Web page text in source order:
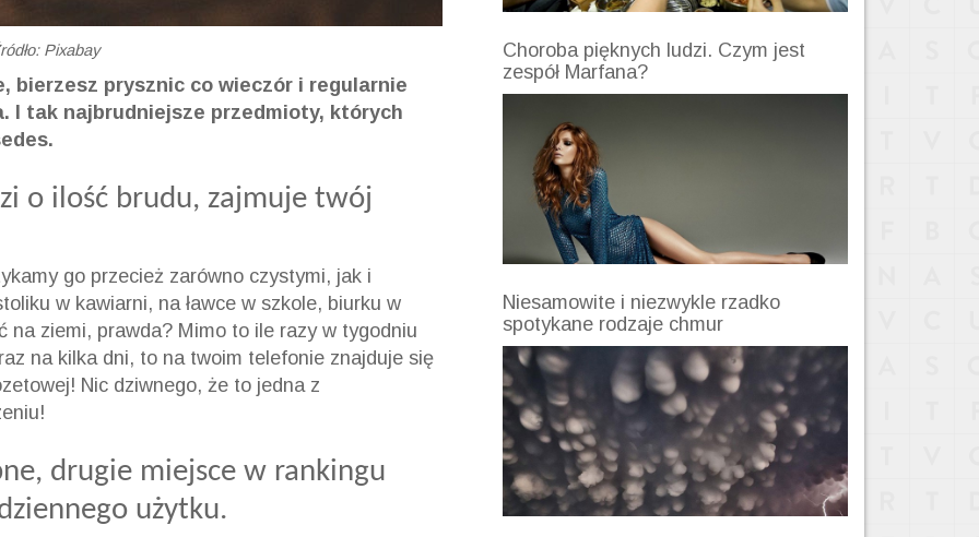
Pixabay
bierzesz prysznic co wieczór i regularnie
I tak najbrudniejsze przedmioty, których
o ilość brudu, zajmuje twój
go przecież zarówno czystymi, jak i
w kawiarni, na ławce w szkole, biurku w
na ziemi, prawda? Mimo to ile razy w tygodniu
na kilka dni, to na twoim telefonie znajduje się
Nic dziwnego, że to jedna z
drugie miejsce w rankingu
użytku.
Choroba pięknych ludzi. Czym jest
zespół Marfana?
Niesamowite i niezwykle rzadko
spotykane rodzaje chmur